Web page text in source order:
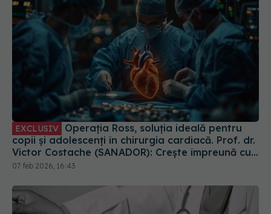
EXCLUSIV
copii și adolescenți în chirurgia cardiacă. Prof. dr.
Victor Costache (SANADOR): Crește împreună cu
ei
07 feb 2026, 16:43